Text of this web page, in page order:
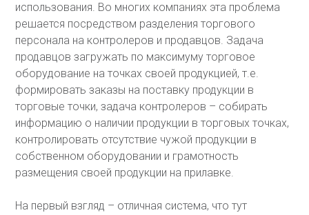
использования. Во многих компаниях эта проблема
решается посредством разделения торгового
персонала на контролеров и продавцов. Задача
продавцов загружать по максимуму торговое
оборудование на точках своей продукцией, т.е.
формировать заказы на поставку продукции в
торговые точки, задача контролеров – собирать
информацию о наличии продукции в торговых точках,
контролировать отсутствие чужой продукции в
собственном оборудовании и грамотность
размещения своей продукции на прилавке.
На первый взгляд – отличная система, что тут